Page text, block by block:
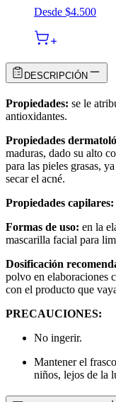
Desde $4.500
DESCRIPCIÓN
Propiedades: se le
antioxidantes.
Propiedades
maduras, dado su alto
para las pieles grasas,
secar el acné.
Propiedades capilares:
Formas de uso: en la
mascarilla facial para
Dosificación
polvo en elaboraciones
con el producto que
PRECAUCIONES:
No ingerir.
Mantener el
niños, lejos de la